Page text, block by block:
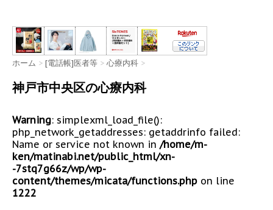
ホーム > [電話帳]医者等 > 心療内科 >
神戸市中央区の心療内科
Warning: simplexml_load_file():
php_network_getaddresses: getaddrinfo failed:
Name or service not known in /home/m-
ken/matinabi.net/public_html/xn-
-7stq7g66z/wp/wp-
content/themes/micata/functions.php on line
1222